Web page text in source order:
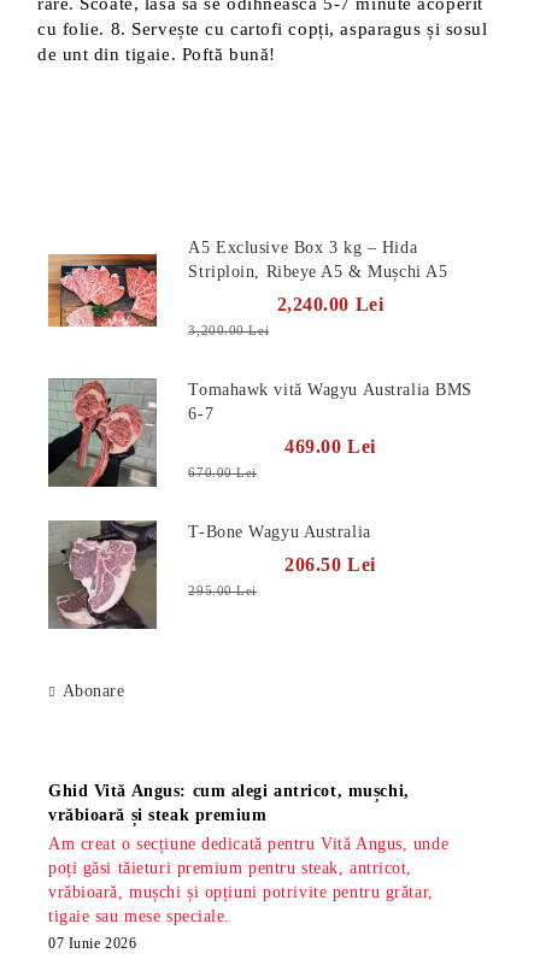
cu folie. 8. Servește cu cartofi copți, asparagus și sosul
de unt din tigaie. Poftă bună!
A5 Exclusive Box 3 kg – Hida
Striploin, Ribeye A5 & Mușchi A5
2,240.00 Lei
3,200.00 Lei
Tomahawk vită Wagyu Australia BMS
6-7
469.00 Lei
670.00 Lei
T-Bone Wagyu Australia
206.50 Lei
295.00 Lei
Abonare
Ghid Vită Angus: cum alegi antricot, mușchi,
vrăbioară și steak premium
Am creat o secțiune dedicată pentru Vită Angus, unde
poți găsi tăieturi premium pentru steak, antricot,
vrăbioară, mușchi și opțiuni potrivite pentru grătar,
tigaie sau mese speciale.
07 Iunie 2026